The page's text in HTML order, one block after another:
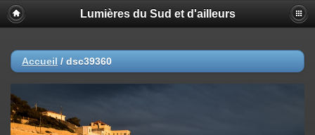
Lumières du Sud et d'ailleurs
Accueil / dsc39360